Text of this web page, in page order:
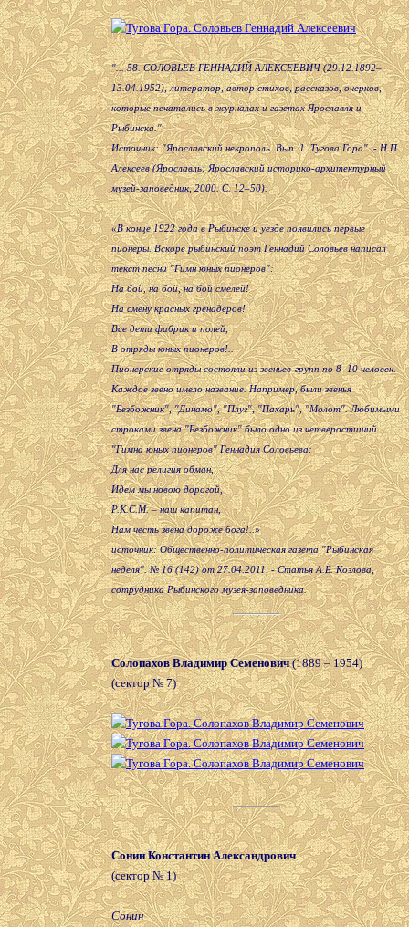
"... 58. СОЛОВЬЕВ ГЕННАДИЙ АЛЕКСЕЕВИЧ (29.12.1892–
13.04.1952), литератор, автор стихов, рассказов, очерков,
которые печатались в журналах и газетах Ярославля и
Рыбинска."
Источник: "Ярославский некрополь. Вып. 1. Тугова Гора". - Н.П.
Алексеев (Ярославль: Ярославский историко-архитектурный
музей-заповедник, 2000. С. 12–50).
«В конце 1922 года в Рыбинске и уезде появились первые
пионеры. Вскоре рыбинский поэт Геннадий Соловьев написал
текст песни "Гимн юных пионеров":
На бой, на бой, на бой смелей!
На смену красных гренадеров!
Все дети фабрик и полей,
В отряды юных пионеров!..
Пионерские отряды состояли из звеньев-групп по 8–10 человек.
Каждое звено имело название. Например, были звенья
"Безбожник", "Динамо", "Плуг", "Пахарь", "Молот". Любимыми
строками звена "Безбожник" было одно из четверостиший
"Гимна юных пионеров" Геннадия Соловьева:
Для нас религия обман,
Идем мы новою дорогой,
Р.К.С.М. – наш капитан,
Нам честь звена дороже бога!..»
источник: Общественно-политическая газета "Рыбинская
неделя". № 16 (142) от 27.04.2011. - Статья А.Б. Козлова,
сотрудника Рыбинского музея-заповедника.
Солопахов Владимир Семенович(1889 – 1954)
(сектор № 7)
Сонин Константин Александрович
(сектор № 1)
Сонин